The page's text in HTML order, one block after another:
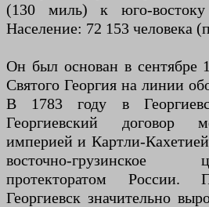
(130 миль) к юго-
Население: 72 153 человека
Он был основан в сентябре
Святого Георгия на линии
В 1783 году в
Георгиевский договор
империей и Картли-
восточно-
протекторатом России.
Георгиевск значительно